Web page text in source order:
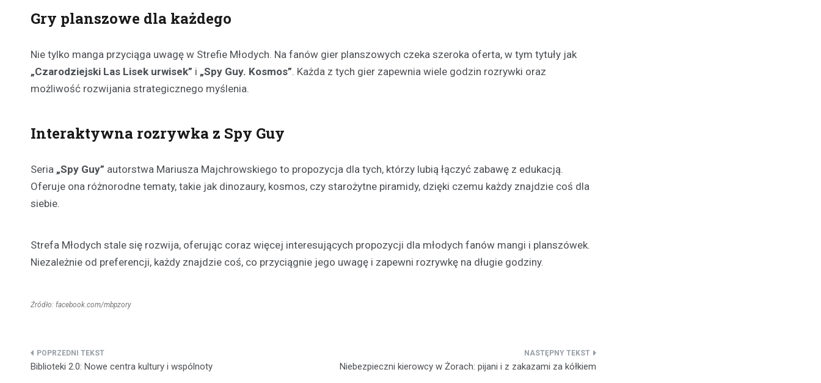
Gry planszowe dla każdego
Nie tylko manga przyciąga uwagę w Strefie Młodych. Na fanów gier planszowych czeka szeroka oferta, w tym tytuły jak
„Czarodziejski Las Lisek urwisek” i „Spy Guy. Kosmos”. Każda z tych gier zapewnia wiele godzin rozrywki oraz
możliwość rozwijania strategicznego myślenia.
Interaktywna rozrywka z Spy Guy
Seria „Spy Guy” autorstwa Mariusza Majchrowskiego to propozycja dla tych, którzy lubią łączyć zabawę z edukacją.
Oferuje ona różnorodne tematy, takie jak dinozaury, kosmos, czy starożytne piramidy, dzięki czemu każdy znajdzie coś dla
siebie.
Strefa Młodych stale się rozwija, oferując coraz więcej interesujących propozycji dla młodych fanów mangi i planszówek.
Niezależnie od preferencji, każdy znajdzie coś, co przyciągnie jego uwagę i zapewni rozrywkę na długie godziny.
Źródło: facebook.com/mbpzory
Nawigacja
Biblioteki 2.0: Nowe centra kultury i wspólnoty Niebezpieczni kierowcy w Żorach: pijani i z zakazami za kółkiem